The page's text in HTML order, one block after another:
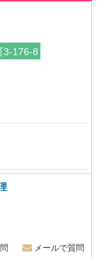
3-176-8
メールで質問